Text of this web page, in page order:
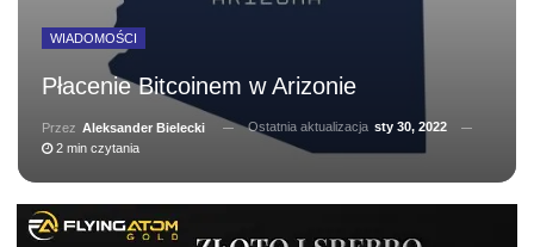
WIADOMOŚCI
Płacenie Bitcoinem w Arizonie
Przez Aleksander Bielecki Ostatnia aktualizacja sty 30, 2022
2 min czytania